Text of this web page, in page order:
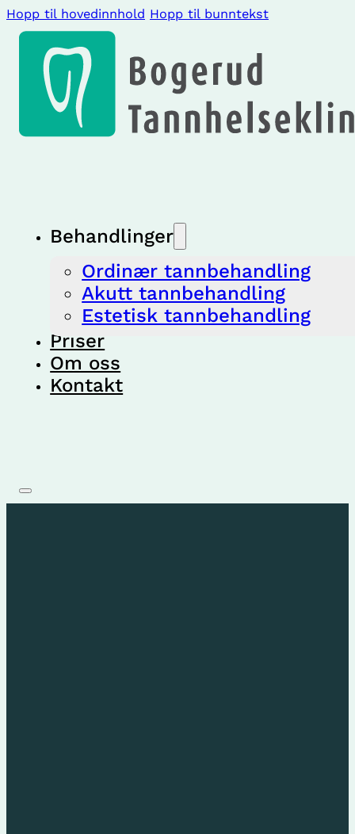
Hopp til hovedinnhold Hopp til bunntekst
Behandlinger
Ordinær tannbehandling
Akutt tannbehandling
Estetisk tannbehandling
Priser
Om oss
Kontakt